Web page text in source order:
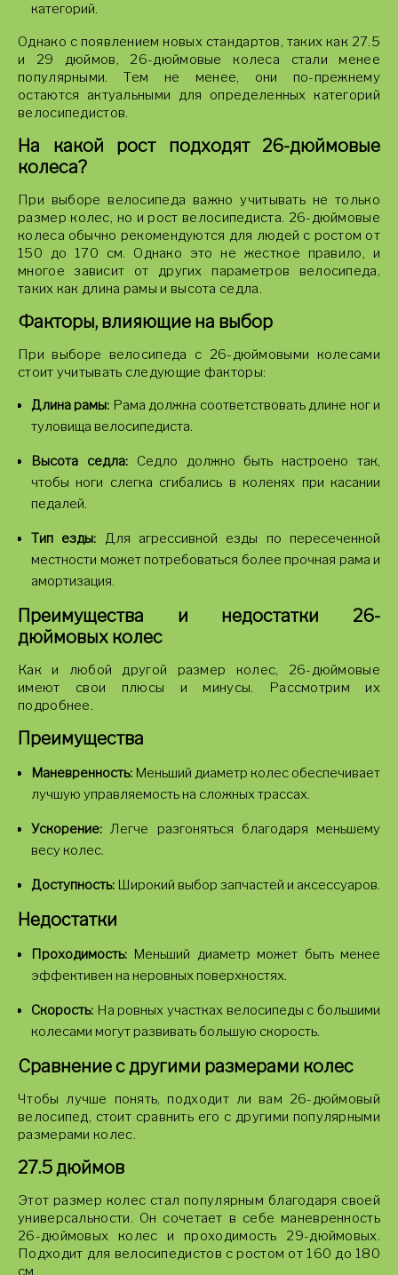
категорий.
Однако с появлением новых стандартов, таких как 27.5
и 29 дюймов, 26-дюймовые колеса стали менее
популярными. Тем не менее, они по-прежнему
остаются актуальными для определенных категорий
велосипедистов.
На какой рост подходят 26-дюймовые
колеса?
При выборе велосипеда важно учитывать не только
размер колес, но и рост велосипедиста. 26-дюймовые
колеса обычно рекомендуются для людей с ростом от
150 до 170 см. Однако это не жесткое правило, и
многое зависит от других параметров велосипеда,
таких как длина рамы и высота седла.
Факторы, влияющие на выбор
При выборе велосипеда с 26-дюймовыми колесами
стоит учитывать следующие факторы:
Длина рамы: Рама должна соответствовать длине ног и
туловища велосипедиста.
Высота седла:Седло должно быть настроено так,
чтобы ноги слегка сгибались в коленях при касании
педалей.
Тип езды: Для агрессивной езды по пересеченной
местности может потребоваться более прочная рама и
амортизация.
Преимущества и недостатки 26-
дюймовых колес
Как и любой другой размер колес, 26-дюймовые
имеют свои плюсы и минусы. Рассмотрим их
подробнее.
Преимущества
Маневренность: Меньший диаметр колес обеспечивает
лучшую управляемость на сложных трассах.
Ускорение: Легче разгоняться благодаря меньшему
весу колес.
Доступность: Широкий выбор запчастей и аксессуаров.
Недостатки
Проходимость: Меньший диаметр может быть менее
эффективен на неровных поверхностях.
Скорость: На ровных участках велосипеды с большими
колесами могут развивать большую скорость.
Сравнение с другими размерами колес
Чтобы лучше понять, подходит ли вам 26-дюймовый
велосипед, стоит сравнить его с другими популярными
размерами колес.
27.5 дюймов
Этот размер колес стал популярным благодаря своей
универсальности. Он сочетает в себе маневренность
26-дюймовых колес и проходимость 29-дюймовых.
Подходит для велосипедистов с ростом от 160 до 180
см.